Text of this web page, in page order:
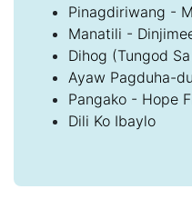
Pinagdiriwang -
Manatili -
Dihog (Tungod
Ayaw Pagduha-
Pangako - Hope
Dili Ko Ibaylo